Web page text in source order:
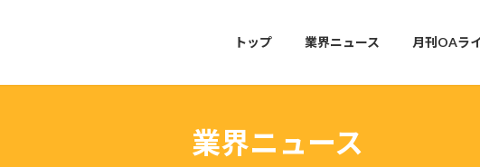
トップ 業界ニュース 月刊OAラ
業界ニュース